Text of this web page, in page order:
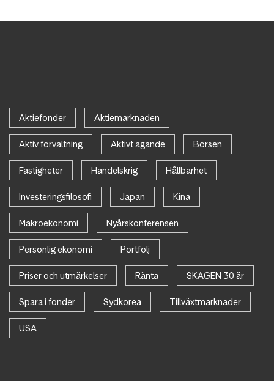
Aktiefonder Aktiemarknaden
Aktiv förvaltning Aktivt ägande Börsen
Fastigheter Handelskrig Hållbarhet
Investeringsfilosofi Japan Kina
Makroekonomi Nyårskonferensen
Personlig ekonomi Portfölj
Priser och utmärkelser Ränta SKAGEN 30 år
Spara i fonder Sydkorea Tillväxtmarknader
USA